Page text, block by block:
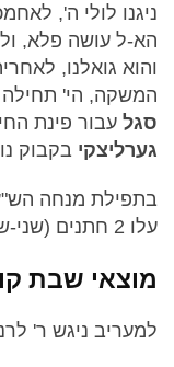
ניגנו לולי ה',
הא-ל עושה פלא,
והוא גואלנו,
המשקה, הי' תחילה
סגל עבור פינת
גערליצקי בקבוק
בתפילת מנחה
עלו 2 חתנים (שני-שלישי).
מוצאי שבת
למעריב ניגש ר'